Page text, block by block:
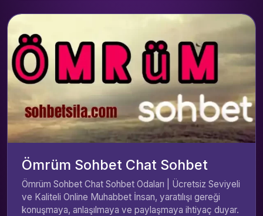
Ömrüm Sohbet Chat Sohbet
Ömrüm Sohbet Chat Sohbet Odaları | Ücretsiz Seviyeli
ve Kaliteli Online Muhabbet İnsan, yaratılışı gereği
konuşmaya, anlaşılmaya ve paylaşmaya ihtiyaç duyar.